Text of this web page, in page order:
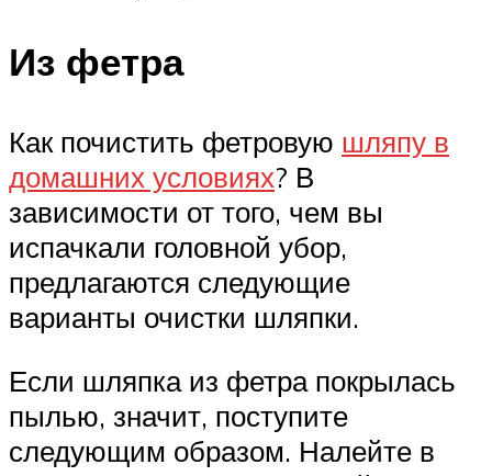
Из фетра
Как почистить фетровую шляпу в
домашних условиях? В
зависимости от того, чем вы
испачкали головной убор,
предлагаются следующие
варианты очистки шляпки.
Если шляпка из фетра покрылась
пылью, значит, поступите
следующим образом. Налейте в